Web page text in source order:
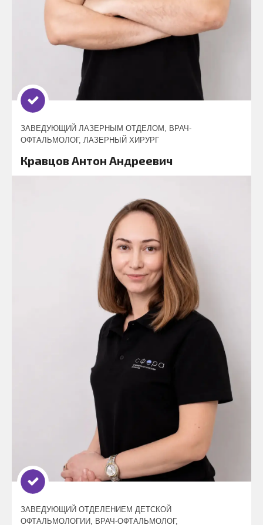
ЗАВЕДУЮЩИЙ ЛАЗЕРНЫМ ОТДЕЛОМ, ВРАЧ-
ОФТАЛЬМОЛОГ, ЛАЗЕРНЫЙ ХИРУРГ
Кравцов Антон Андреевич
ЗАВЕДУЮЩИЙ ОТДЕЛЕНИЕМ ДЕТСКОЙ
ОФТАЛЬМОЛОГИИ, ВРАЧ-ОФТАЛЬМОЛОГ,